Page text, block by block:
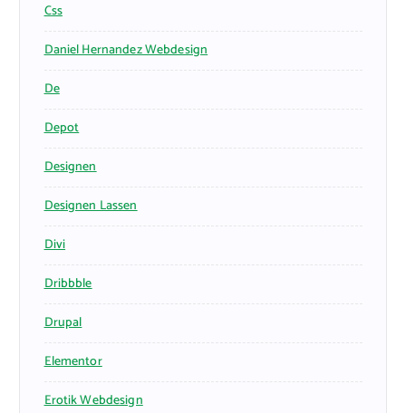
Css
Daniel Hernandez Webdesign
De
Depot
Designen
Designen Lassen
Divi
Dribbble
Drupal
Elementor
Erotik Webdesign